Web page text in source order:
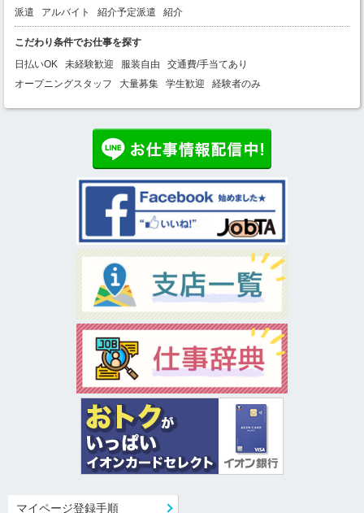
派遣
アルバイト 紹介予定派遣 紹介
こだわり条件でお仕事を探す
日払いOK
未経験歓迎 服装自由
交通費/手当てあり
オープニングスタッフ
大量募集 学生歓迎 経験者のみ
マイページ登録手順